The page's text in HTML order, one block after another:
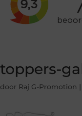
toppers-
door Raj G-Promotion |